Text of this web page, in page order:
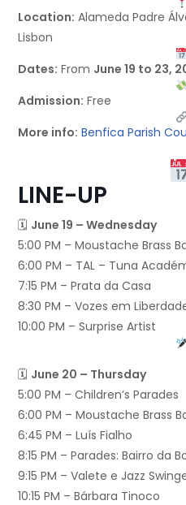
Location: Alameda Padre
Lisbon
Dates: From June 19 to 23,
Admission: Free
More info: Benfica Parish
LINE-UP
🗓 June 19 – Wednesday
5:00 PM – Moustache Brass
6:00 PM – TAL – Tuna
7:15 PM – Prata da Casa
8:30 PM – Vozes em
10:00 PM – Surprise Artist
🗓 June 20 – Thursday
5:00 PM – Children’s Parades
6:00 PM – Moustache Brass
6:45 PM – Luís Fialho
8:15 PM – Parades: Bairro da
9:15 PM – Valete e Jazz
10:15 PM – Bárbara Tinoco